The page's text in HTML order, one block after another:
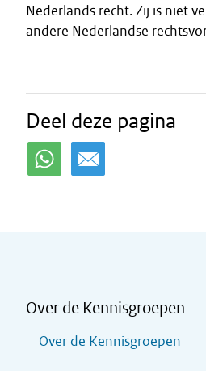
Nederlands recht. Zij is niet
andere Nederlandse
Deel deze pagina
Over de Kennisgroepen
Over de Kennisgroepen